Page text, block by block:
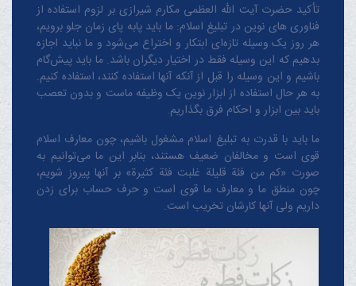
تأکید حضرت آیت الله العظمی مکارم شیرازی بر لزوم استفاده از
فناوری های نوین در تبلیغ اسلام: ما باید پابه پای زمان جلو برویم،
هر روز یک وسیله تازه‌ای ابتکار و اختراع می‌شود و ما نباید اجازه
بدهیم که این وسیله فقط در اختیار دیگران باشد. ما باید پیش‌گام
باشیم و این وسیله را قبل از آنکه آنها استفاده کنند، استفاده کنیم.
به هر حال استفاده از ابزار نوین یک وظیفه ماست و بدون تعصب
باید بین ابزار و احکام فرق بگذاریم.
ما باید با قدرت به تبلیغ اسلام مشغول باشیم، چون معارف اسلام
قوی است و مخالفان ضعیف هستند، بنابر این ما می‌توانیم به
صورت «کم من فئة قلیلة غلبت فئة کثیرة» بر آنها پیروز شویم،
چون منطق‌ ما و معارف ‌ما قوی است و حرف حساب برای زدن
داریم ولی آنها کارشان تخریب است.